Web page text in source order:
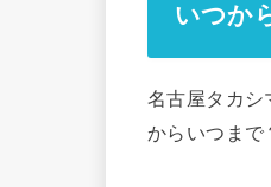
いつか
名古屋タカシ
からいつまで